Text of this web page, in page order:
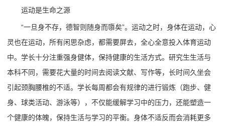
运动是生命之源
“一旦身不存，德智则随身而隳矣”。运动之时，身体在运动，心
灵也在运动，所有闲思杂虑，都需要屏去，全心全意投入体育运动
中。学长十分注重强身健体，保持健康的生活方式。研究生生活与
本科不同，需要花大量的时间去阅读文献、写作等，长时间久坐会
引起颈胸腰椎的不适。学长每周都会有规律的进行锻炼（跑步、健
身、球类活动、游泳等），不仅能缓解学习中的压力，还能塑造一
个健康的体魄，保持生活与学习的平衡。身体不适反而会消耗更多